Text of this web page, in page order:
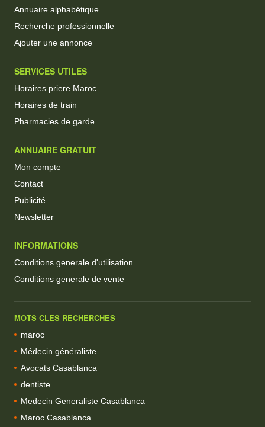
Annuaire alphabétique
Recherche professionnelle
Ajouter une annonce
SERVICES UTILES
Horaires priere Maroc
Horaires de train
Pharmacies de garde
ANNUAIRE GRATUIT
Mon compte
Contact
Publicité
Newsletter
INFORMATIONS
Conditions generale d'utilisation
Conditions generale de vente
MOTS CLES RECHERCHES
maroc
Médecin généraliste
Avocats Casablanca
dentiste
Medecin Generaliste Casablanca
Maroc Casablanca